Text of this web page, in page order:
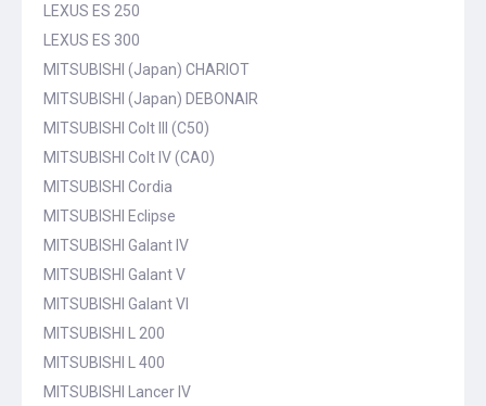
LEXUS ES 250
LEXUS ES 300
MITSUBISHI (Japan) CHARIOT
MITSUBISHI (Japan) DEBONAIR
MITSUBISHI Colt III (C50)
MITSUBISHI Colt IV (CA0)
MITSUBISHI Cordia
MITSUBISHI Eclipse
MITSUBISHI Galant IV
MITSUBISHI Galant V
MITSUBISHI Galant VI
MITSUBISHI L 200
MITSUBISHI L 400
MITSUBISHI Lancer IV